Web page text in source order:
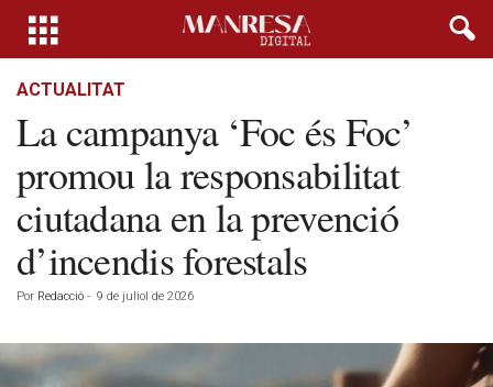
ACTUALITAT
La campanya ‘Foc és Foc’
promou la responsabilitat
ciutadana en la prevenció
d’incendis forestals
Por Redacció - 9 de juliol de 2026